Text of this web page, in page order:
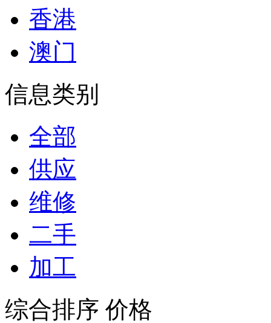
香港
澳门
信息类别
全部
供应
维修
二手
加工
综合排序 价格